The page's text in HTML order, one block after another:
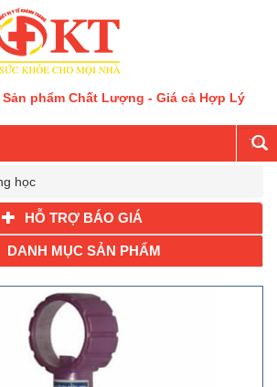
phẩm Chất Lượng - Giá cả Hợp Lý
học
HỖ TRỢ BÁO GIÁ
DANH MỤC SẢN PHẨM